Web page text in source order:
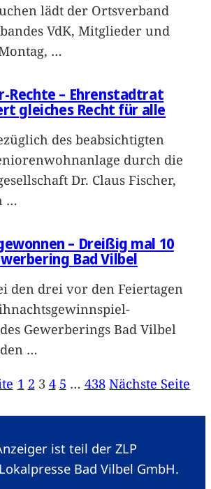
lädt der Ortsverband
VdK, Mitglieder und
…
Rechte – Ehrenstadtrat
gleiches Recht für alle
des beabsichtigten
durch die
Dr. Claus Fischer,
…
– Dreißig mal 10
Bad Vilbel
den drei vor den Feiertagen
Gewerberings Bad Vilbel
…
1 2 3 4 5 … 438 Nächste Seite
ist teil der ZLP
Bad Vilbel GmbH.